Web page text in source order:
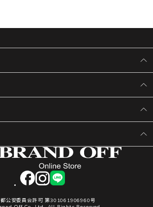
facebookinstagram
LINE
公安委員会許可 第301061906960号